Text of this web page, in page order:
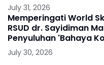
July 31, 2026
Memperingati World
RSUD dr. Sayidiman
Penyuluhan 'Bahaya
July 30, 2026